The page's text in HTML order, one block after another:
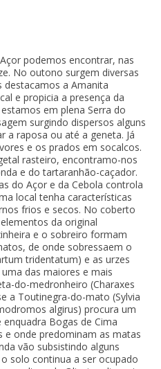
podemos encontrar, nas
No outono surgem diversas
destacamos a Amanita
e propicia a presença da
em plena Serra do
surgindo dispersos alguns
a raposa ou até a geneta. Já
e os prados em socalcos.
rasteiro, encontramo-nos
e do tartaranhão-caçador.
do Açor e da Cebola controla
local tenha características
frios e secos. No coberto
da original
e o sobreiro formam
de onde sobressaem o
tridentatum) e as urzes
das maiores e mais
do-medronheiro (Charaxes
a Toutinegra-do-mato (Sylvia
algirus) procura um
enquadra Bogas de Cima
onde predominam as matas
vão subsistindo alguns
solo continua a ser ocupado